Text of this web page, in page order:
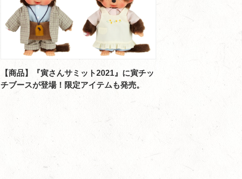
【商品】『寅さんサミット2021』に寅チッ
チブースが登場！限定アイテムも発売。